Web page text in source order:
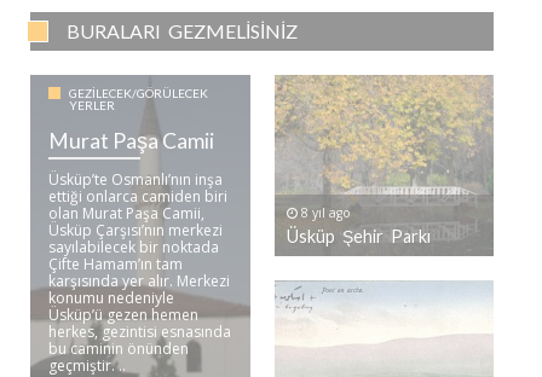
BURALARI GEZMELISINIZ
GEZILECEK/GÖRÜLECEK
YERLER
Murat Paşa Camii
Üsküp’te Osmanlı’nın inşa
ettiği onlarca camiden biri
olan Murat Paşa Camii,
Üsküp Çarşısı’nın merkezi
sayılabilecek bir noktada
Çifte Hamam’ın tam
karşısında yer alır. Merkezi
konumu nedeniyle
Üsküp’ü gezen hemen
herkes, gezintisi esnasında
bu caminin önünden
geçmiştir. ..
8 yıl ago
Üsküp Şehir Parkı